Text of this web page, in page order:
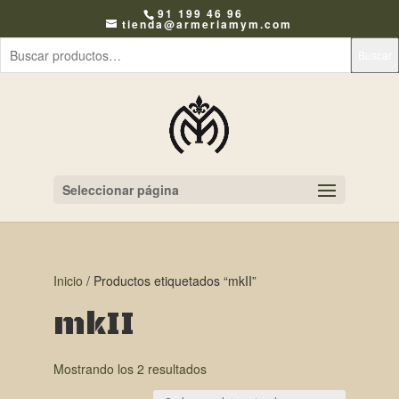
91 199 46 96
tienda@armeriamym.com
Seleccionar página
Inicio / Productos etiquetados “mkII”
mkII
Mostrando los 2 resultados